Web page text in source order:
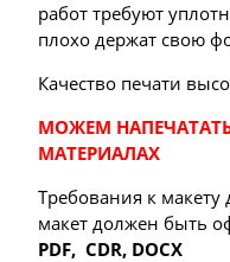
работ требуют
плохо держат свою
Качество печати
МОЖЕМ
МАТЕРИАЛАХ
Требования к макету
макет должен быть
PDF, CDR, DOCX